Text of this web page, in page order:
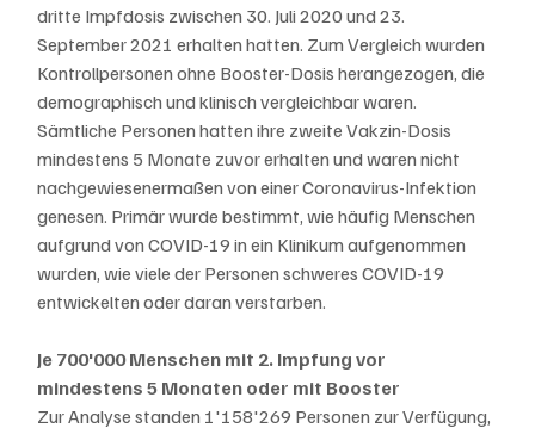
dritte Impfdosis zwischen 30. Juli 2020 und 23.
September 2021 erhalten hatten. Zum Vergleich wurden
Kontrollpersonen ohne Booster-Dosis herangezogen, die
demographisch und klinisch vergleichbar waren.
Sämtliche Personen hatten ihre zweite Vakzin-Dosis
mindestens 5 Monate zuvor erhalten und waren nicht
nachgewiesenermaßen von einer Coronavirus-Infektion
genesen. Primär wurde bestimmt, wie häufig Menschen
aufgrund von COVID-19 in ein Klinikum aufgenommen
wurden, wie viele der Personen schweres COVID-19
entwickelten oder daran verstarben.
Je 700'000 Menschen mit 2. Impfung vor
mindestens 5 Monaten oder mit Booster
Zur Analyse standen 1'158'269 Personen zur Verfügung,